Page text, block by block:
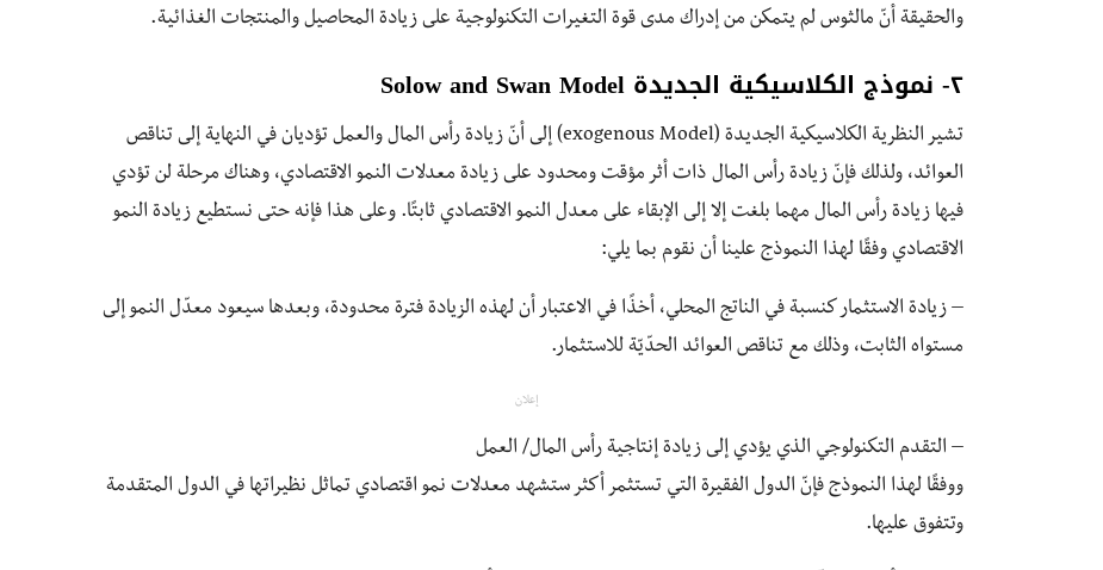
والحقيقة أنّ مالثوس لم يتمكن من إدراك مدى قوة التغيرات التكنولوجية على زيادة المحاصيل والمنتجات الغذائية.
٢- نموذج الكلاسيكية الجديدة Solow and Swan Model
تشير النظرية الكلاسيكية الجديدة (exogenous Model) إلى أنّ زيادة رأس المال والعمل تؤديان في النهاية إلى تناقص
العوائد، ولذلك فإنّ زيادة رأس المال ذات أثر مؤقت ومحدود على زيادة معدلات النمو الاقتصادي، وهناك مرحلة لن تؤدي
فيها زيادة رأس المال مهما بلغت إلا إلى الإبقاء على معدل النمو الاقتصادي ثابتًا. وعلى هذا فإنه حتى نستطيع زيادة النمو
الاقتصادي وفقًا لهذا النموذج علينا أن نقوم بما يلي:
– زيادة الاستثمار كنسبة في الناتج المحلي، أخذًا في الاعتبار أن لهذه الزيادة فترة محدودة، وبعدها سيعود معدّل النمو إلى
مستواه الثابت، وذلك مع تناقص العوائد الحدّيّة للاستثمار.
إعلان
– التقدم التكنولوجي الذي يؤدي إلى زيادة إنتاجية رأس المال/ العمل
ووفقًا لهذا النموذج فإنّ الدول الفقيرة التي تستثمر أكثر ستشهد معدلات نمو اقتصادي تماثل نظيراتها في الدول المتقدمة
وتتفوق عليها.